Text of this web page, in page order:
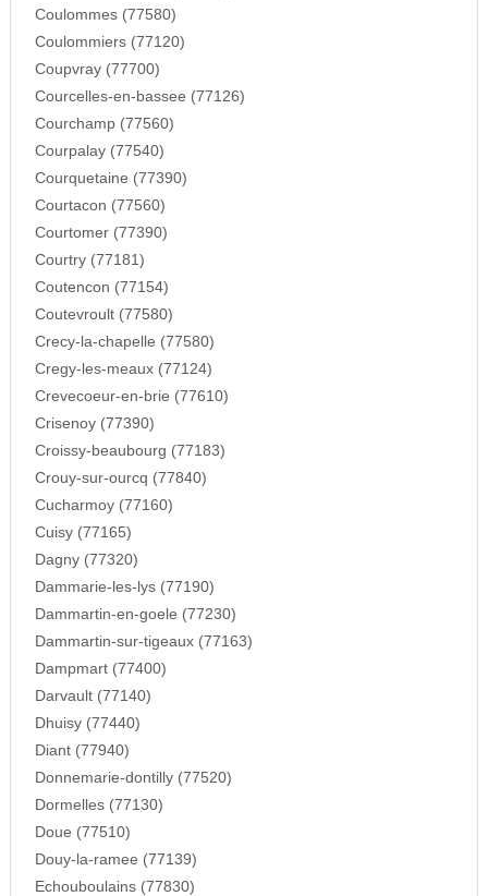
Coulommes (77580)
Coulommiers (77120)
Coupvray (77700)
Courcelles-en-bassee (77126)
Courchamp (77560)
Courpalay (77540)
Courquetaine (77390)
Courtacon (77560)
Courtomer (77390)
Courtry (77181)
Coutencon (77154)
Coutevroult (77580)
Crecy-la-chapelle (77580)
Cregy-les-meaux (77124)
Crevecoeur-en-brie (77610)
Crisenoy (77390)
Croissy-beaubourg (77183)
Crouy-sur-ourcq (77840)
Cucharmoy (77160)
Cuisy (77165)
Dagny (77320)
Dammarie-les-lys (77190)
Dammartin-en-goele (77230)
Dammartin-sur-tigeaux (77163)
Dampmart (77400)
Darvault (77140)
Dhuisy (77440)
Diant (77940)
Donnemarie-dontilly (77520)
Dormelles (77130)
Doue (77510)
Douy-la-ramee (77139)
Echouboulains (77830)